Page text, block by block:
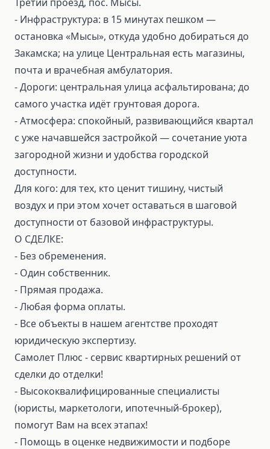
- Инфраструктура: в 15 минутах пешком —
остановка «Мысы», откуда удобно добираться до
Закамска; на улице Центральная есть магазины,
почта и врачебная амбулатория.
- Дороги: центральная улица асфальтирована; до
самого участка идёт грунтовая дорога.
- Атмосфера: спокойный, развивающийся квартал
с уже начавшейся застройкой — сочетание уюта
загородной жизни и удобства городской
доступности.
Для кого: для тех, кто ценит тишину, чистый
воздух и при этом хочет оставаться в шаговой
доступности от базовой инфраструктуры.
О СДЕЛКЕ:
⁃ Без обременения.
⁃ Один собственник.
⁃ Прямая продажа.
⁃ Любая форма оплаты.
⁃ Все объекты в нашем агентстве проходят
юридическую экспертизу.
Самолет Плюс - сервис квартирных решений от
сделки до отделки!
⁃ Высококвалифицированные специалисты
(юристы, маркетологи, ипотечный-брокер),
помогут Вам на всех этапах!
⁃ Помощь в оценке недвижимости и подборе